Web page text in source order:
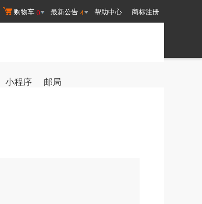
购物车 0 最新公告 4 帮助中心 商标注册
小程序 邮局